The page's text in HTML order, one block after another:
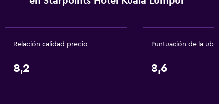
Bidé
Secador de pelo
Relación calidad-precio
8,2
Puntuación de la
8,6